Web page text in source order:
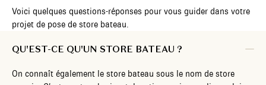
Voici quelques questions-réponses pour vous guider dans votre
projet de pose de store bateau.
QU'EST-CE QU'UN STORE BATEAU ?
On connaît également le store bateau sous le nom de store